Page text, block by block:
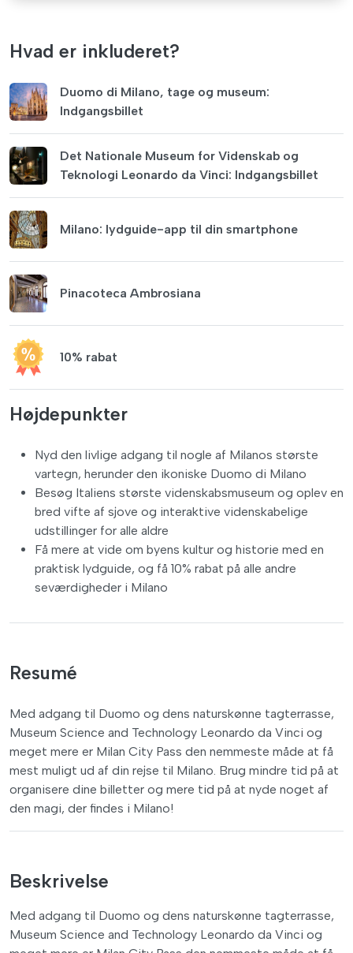
Hvad er inkluderet?
Duomo di Milano, tage og museum:
Indgangsbillet
Det Nationale Museum for Videnskab og
Teknologi Leonardo da Vinci: Indgangsbillet
Milano: lydguide-app til din smartphone
Pinacoteca Ambrosiana
10% rabat
Højdepunkter
Nyd den livlige adgang til nogle af Milanos største
vartegn, herunder den ikoniske Duomo di Milano
Besøg Italiens største videnskabsmuseum og oplev en
bred vifte af sjove og interaktive videnskabelige
udstillinger for alle aldre
Få mere at vide om byens kultur og historie med en
praktisk lydguide, og få 10% rabat på alle andre
seværdigheder i Milano
Resumé
Med adgang til Duomo og dens naturskønne tagterrasse,
Museum Science and Technology Leonardo da Vinci og
meget mere er Milan City Pass den nemmeste måde at få
mest muligt ud af din rejse til Milano. Brug mindre tid på at
organisere dine billetter og mere tid på at nyde noget af
den magi, der findes i Milano!
Beskrivelse
Med adgang til Duomo og dens naturskønne tagterrasse,
Museum Science and Technology Leonardo da Vinci og